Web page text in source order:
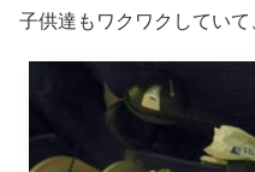
子供達もワクワクしてい